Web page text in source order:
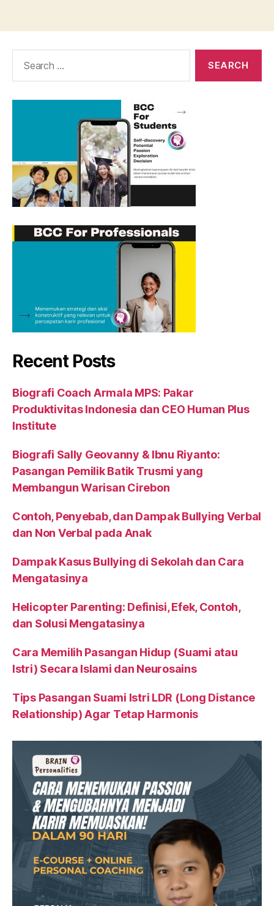
Recent Posts
Biografi Coach Armala MPS: Pakar
Produktivitas Indonesia dan CEO Human Plus
Institute
Biografi Sally Geovanny & Ibnu Riyanto:
Pasangan Pemilik Batik Trusmi yang
Membangun Warisan Cirebon
Contoh, Penyebab, dan Dampak Bullying Verbal
dan Non Verbal pada Anak
Dampak Kasus Bullying di Sekolah dan Cara
Mengatasinya
Helicopter Parenting: Definisi, Efek, Contoh,
dan Solusi Mengatasinya
Cara Memilih Pasangan Hidup (Suami atau
Istri) Secara Islami dan Neurosains
Tips Pasangan Suami Istri LDR (Long Distance
Relationship) Agar Tetap Harmonis